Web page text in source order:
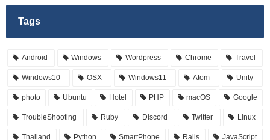
Tags
Android Windows Wordpress Chrome Travel
Windows10 OSX Windows11 Atom Unity
photo Ubuntu Hotel PHP macOS Google
TroubleShooting Ruby Discord Twitter Linux
Thailand Python SmartPhone Rails JavaScript